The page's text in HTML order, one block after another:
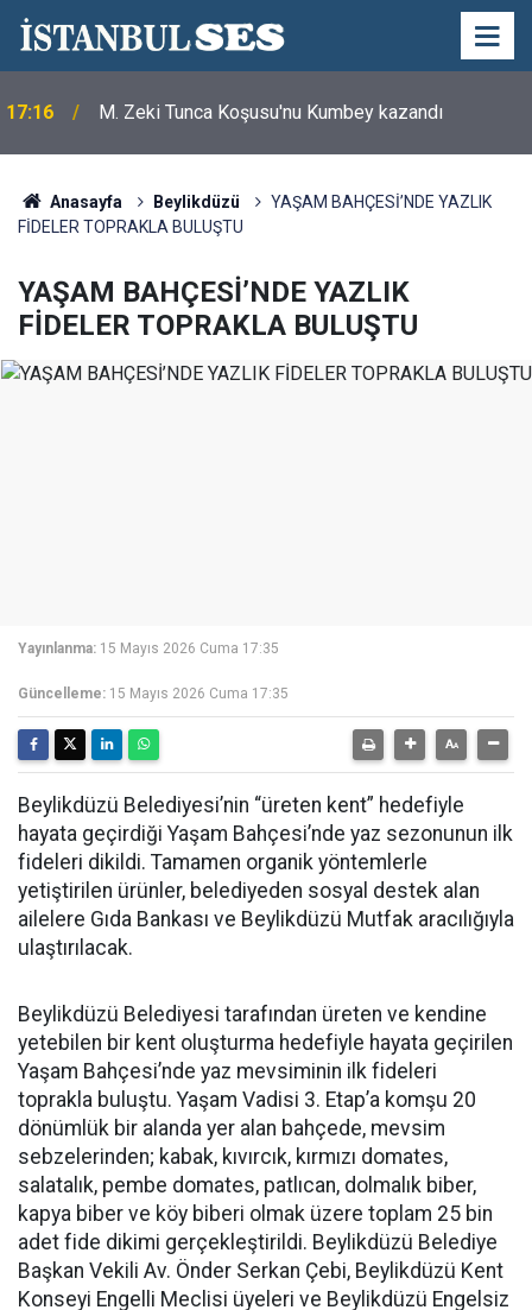
17:16 M. Zeki Tunca Koşusu'nu Kumbey kazandı
Anasayfa Beylikdüzü
YAŞAM BAHÇESİ’NDE YAZLIK
FİDELER TOPRAKLA BULUŞTU
YAŞAM BAHÇESİ’NDE YAZLIK
FİDELER TOPRAKLA BULUŞTU
Yayınlanma: 15 Mayıs 2026 Cuma 17:35
Güncelleme: 15 Mayıs 2026 Cuma 17:35
Beylikdüzü Belediyesi’nin “üreten kent” hedefiyle
hayata geçirdiği Yaşam Bahçesi’nde yaz sezonunun ilk
fideleri dikildi. Tamamen organik yöntemlerle
yetiştirilen ürünler, belediyeden sosyal destek alan
ailelere Gıda Bankası ve Beylikdüzü Mutfak aracılığıyla
ulaştırılacak.
Beylikdüzü Belediyesi tarafından üreten ve kendine
yetebilen bir kent oluşturma hedefiyle hayata geçirilen
Yaşam Bahçesi’nde yaz mevsiminin ilk fideleri
toprakla buluştu. Yaşam Vadisi 3. Etap’a komşu 20
dönümlük bir alanda yer alan bahçede, mevsim
sebzelerinden; kabak, kıvırcık, kırmızı domates,
salatalık, pembe domates, patlıcan, dolmalık biber,
kapya biber ve köy biberi olmak üzere toplam 25 bin
adet fide dikimi gerçekleştirildi. Beylikdüzü Belediye
Başkan Vekili Av. Önder Serkan Çebi, Beylikdüzü Kent
Konseyi Engelli Meclisi üyeleri ve Beylikdüzü Engelsiz